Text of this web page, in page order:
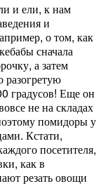
и ели, к нам
и
о том, как
сначала
а затем
разогретую
градусов! Еще он
не на складах
помидоры у
Кстати,
посетителя,
как в
резать овощи